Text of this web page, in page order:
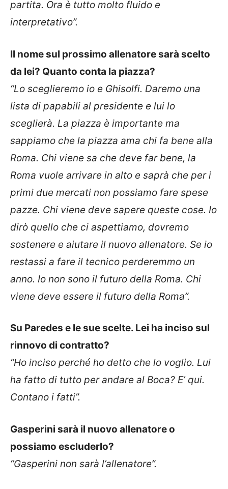
partita. Ora è tutto molto fluido e
interpretativo”.
Il nome sul prossimo allenatore sarà scelto
da lei? Quanto conta la piazza?
“Lo sceglieremo io e Ghisolfi. Daremo una
lista di papabili al presidente e lui lo
sceglierà. La piazza è importante ma
sappiamo che la piazza ama chi fa bene alla
Roma. Chi viene sa che deve far bene, la
Roma vuole arrivare in alto e saprà che per i
primi due mercati non possiamo fare spese
pazze. Chi viene deve sapere queste cose. Io
dirò quello che ci aspettiamo, dovremo
sostenere e aiutare il nuovo allenatore. Se io
restassi a fare il tecnico perderemmo un
anno. Io non sono il futuro della Roma. Chi
viene deve essere il futuro della Roma”.
Su Paredes e le sue scelte. Lei ha inciso sul
rinnovo di contratto?
“Ho inciso perché ho detto che lo voglio. Lui
ha fatto di tutto per andare al Boca? E’ qui.
Contano i fatti”.
Gasperini sarà il nuovo allenatore o
possiamo escluderlo?
“Gasperini non sarà l’allenatore”.